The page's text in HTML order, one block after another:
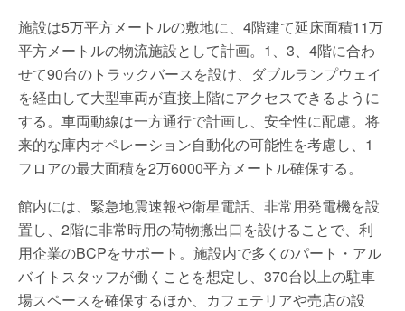
施設は5万平方メートルの敷地に、4階建て延床面積11万
平方メートルの物流施設として計画。1、3、4階に合わ
せて90台のトラックバースを設け、ダブルランプウェイ
を経由して大型車両が直接上階にアクセスできるように
する。車両動線は一方通行で計画し、安全性に配慮。将
来的な庫内オペレーション自動化の可能性を考慮し、1
フロアの最大面積を2万6000平方メートル確保する。
館内には、緊急地震速報や衛星電話、非常用発電機を設
置し、2階に非常時用の荷物搬出口を設けることで、利
用企業のBCPをサポート。施設内で多くのパート・アル
バイトスタッフが働くことを想定し、370台以上の駐車
場スペースを確保するほか、カフェテリアや売店の設